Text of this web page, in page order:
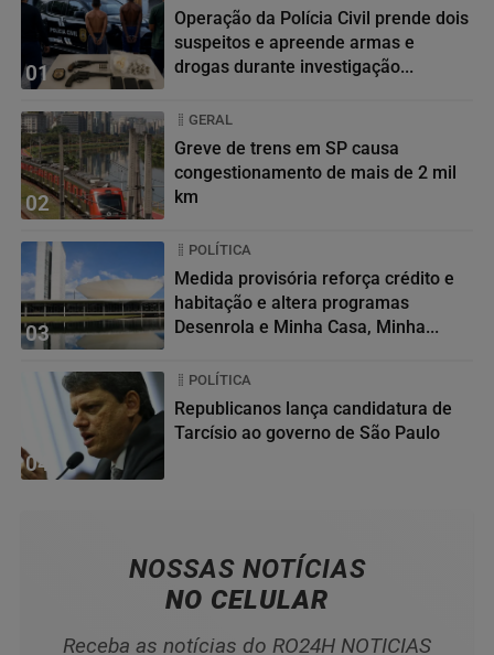
01
Operação da Polícia Civil prende dois
suspeitos e apreende armas e
drogas durante investigação...
02
GERAL
Greve de trens em SP causa
congestionamento de mais de 2 mil
km
03
POLÍTICA
Medida provisória reforça crédito e
habitação e altera programas
Desenrola e Minha Casa, Minha...
04
POLÍTICA
Republicanos lança candidatura de
Tarcísio ao governo de São Paulo
NOSSAS NOTÍCIAS
NO CELULAR
Receba as notícias do RO24H NOTICIAS